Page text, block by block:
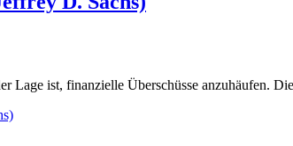
ist, finanzielle Überschüsse anzuhäufen.